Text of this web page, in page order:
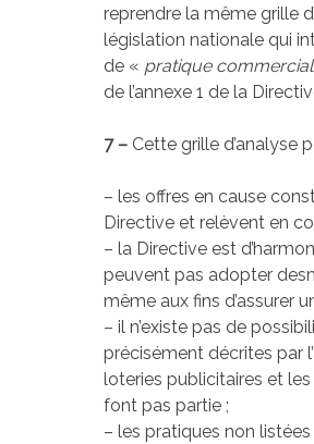
reprendre la même grille
législation nationale qui
de « pratique
de l’annexe 1 de la
7 – Cette grille d’analyse
– les offres en cause
Directive et relèvent en
– la Directive est
peuvent pas adopter
même aux fins d’assurer
– il n’existe pas de
précisément décrites par
loteries publicitaires et
font pas partie ;
– les pratiques non listées